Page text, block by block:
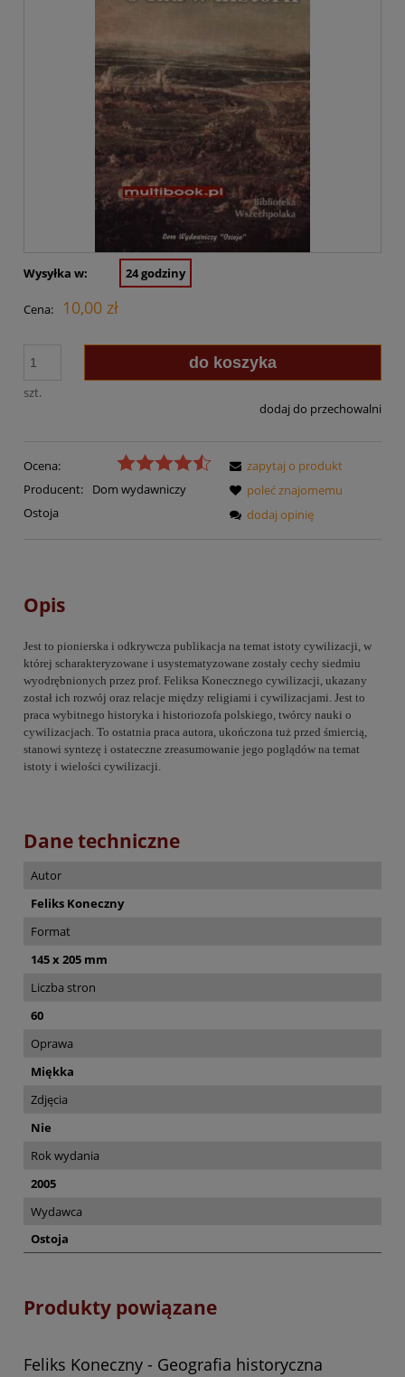
Wysyłka w: 24 godziny
Cena: 10,00 zł
szt.
do koszyka
dodaj do przechowalni
Ocena:
Producent:
Dom wydawniczy
Ostoja
zapytaj o produkt
poleć znajomemu
dodaj opinię
Opis
Jest to pionierska i odkrywcza publikacja na temat istoty cywilizacji, w
której scharakteryzowane i usystematyzowane zostały cechy siedmiu
wyodrębnionych przez prof. Feliksa Konecznego cywilizacji, ukazany
został ich rozwój oraz relacje między religiami i cywilizacjami. Jest to
praca wybitnego historyka i historiozofa polskiego, twórcy nauki o
cywilizacjach. To ostatnia praca autora, ukończona tuż przed śmiercią,
stanowi syntezę i ostateczne zreasumowanie jego poglądów na temat
istoty i wielości cywilizacji.
Dane techniczne
Autor
Feliks Koneczny
Format
145 x 205 mm
Liczba stron
60
Oprawa
Miękka
Zdjęcia
Nie
Rok wydania
2005
Wydawca
Ostoja
Produkty powiązane
Feliks Koneczny - Geografia historyczna